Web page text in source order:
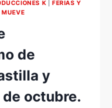
K |FERIAS Y
de
y
de octubre.